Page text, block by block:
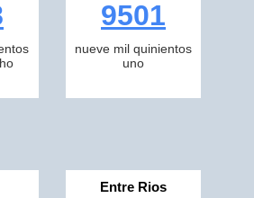
9501
nueve mil quinientos
uno
Entre Rios